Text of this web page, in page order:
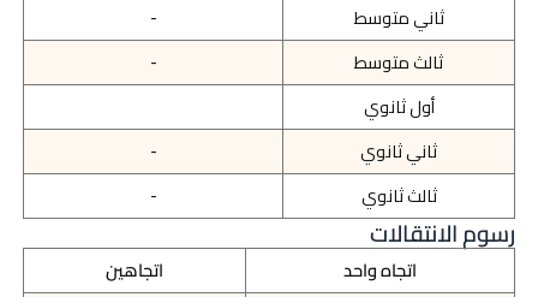
ثاني متوسط
-
ثالث متوسط
-
أول ثانوي
ثاني ثانوي
-
ثالث ثانوي
-
رسوم الانتقالات
اتجاه واحد
اتجاهين